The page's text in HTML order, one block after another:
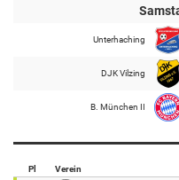
Unterhaching
DJK Vilzing
B. München II
Pl Verein